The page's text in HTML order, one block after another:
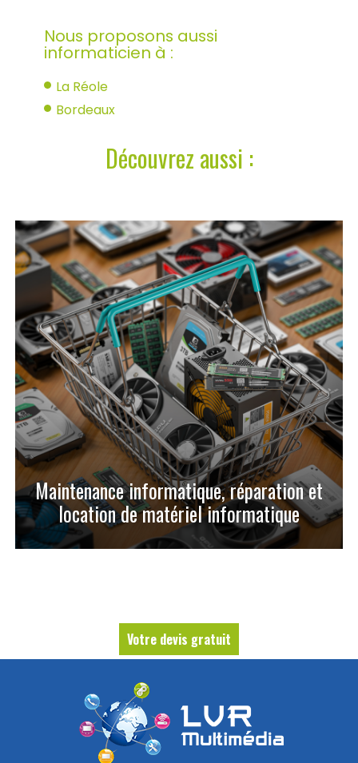
Nous proposons aussi
informaticien à :
La Réole
Bordeaux
Découvrez aussi :
Maintenance informatique, réparation et
location de matériel informatique
Votre devis gratuit